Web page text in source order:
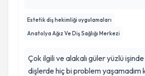
Estetik diş hekimliği uygulamaları
Anatolya Ağız Ve Diş Sağlığı Merkezi
Çok ilgili ve alakalı güler yüzlü
dişlerde hiç bi problem yaşamadım